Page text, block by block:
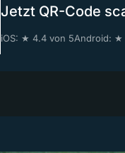
Jetzt QR-Code
iOS: ★ 4.4 von 5Android: ★